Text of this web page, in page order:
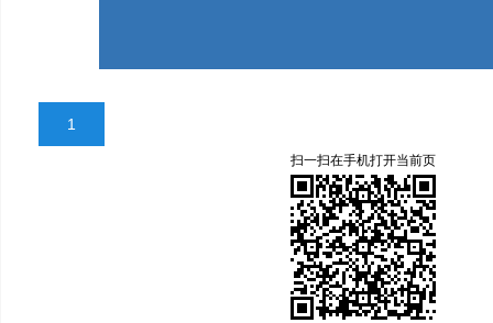
1
扫一扫在手机打开当前页